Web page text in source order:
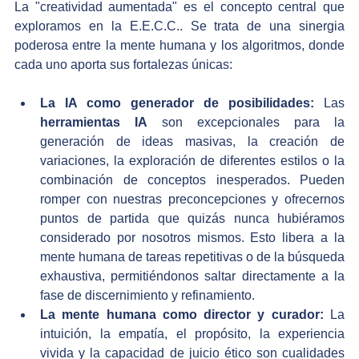
La "creatividad aumentada" es el concepto central que
exploramos en la E.E.C.C.. Se trata de una sinergia
poderosa entre la mente humana y los algoritmos, donde
cada uno aporta sus fortalezas únicas:
La IA como generador de posibilidades:
herramientas IA son excepcionales para la
generación de ideas masivas, la creación de
variaciones, la exploración de diferentes estilos o la
combinación de conceptos inesperados. Pueden
romper con nuestras preconcepciones y ofrecernos
puntos de partida que quizás nunca hubiéramos
considerado por nosotros mismos. Esto libera a la
mente humana de tareas repetitivas o de la búsqueda
exhaustiva, permitiéndonos saltar directamente a la
fase de discernimiento y refinamiento.
La mente humana como director y curador: La
intuición, la empatía, el propósito, la experiencia
vivida y la capacidad de juicio ético son cualidades